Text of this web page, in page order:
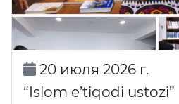
20 июля 2026 г.
“Islom e’tiqodi ustozi”